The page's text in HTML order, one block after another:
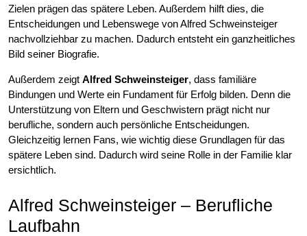
Zielen prägen das spätere Leben. Außerdem hilft dies, die
Entscheidungen und Lebenswege von Alfred Schweinsteiger
nachvollziehbar zu machen. Dadurch entsteht ein ganzheitliches
Bild seiner Biografie.
Außerdem zeigt Alfred Schweinsteiger, dass familiäre
Bindungen und Werte ein Fundament für Erfolg bilden. Denn die
Unterstützung von Eltern und Geschwistern prägt nicht nur
berufliche, sondern auch persönliche Entscheidungen.
Gleichzeitig lernen Fans, wie wichtig diese Grundlagen für das
spätere Leben sind. Dadurch wird seine Rolle in der Familie klar
ersichtlich.
Alfred Schweinsteiger – Berufliche
Laufbahn